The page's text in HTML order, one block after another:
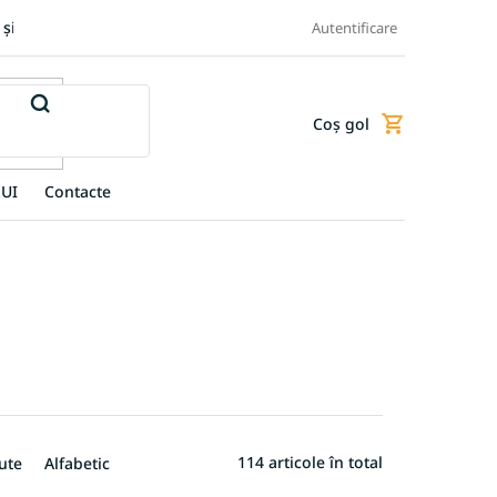
retur produse Termeni și condiții
Autentificare
Coş
Coş gol
Contacte
Alfabetic 114 articole în total